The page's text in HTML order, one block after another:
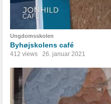
Ungdomsskolen
Byhøjskolens café
412 views 26. januar 2021